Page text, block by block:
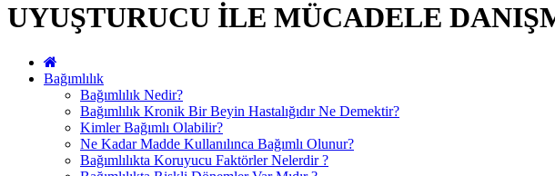
UYUŞTURUCU İLE MÜCADELE
Bağımlılık
Bağımlılık Nedir?
Bağımlılık Kronik Bir Beyin Hastalığıdır Ne Demektir?
Kimler Bağımlı Olabilir?
Ne Kadar Madde Kullanılınca Bağımlı Olunur?
Bağımlılıkta Koruyucu Faktörler Nelerdir ?